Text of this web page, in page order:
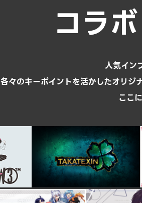
コラ
人気イン
各々のキーポイントを活かしたオリジ
ここ